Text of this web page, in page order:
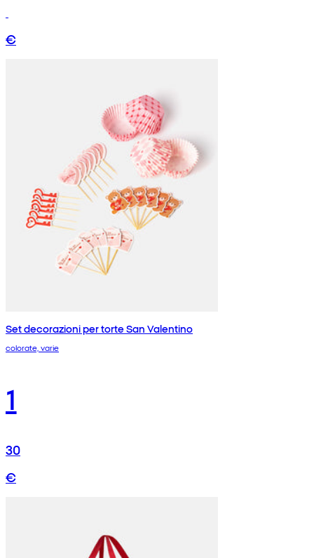
€
Set decorazioni per torte San Valentino
colorate, varie
1
30
€